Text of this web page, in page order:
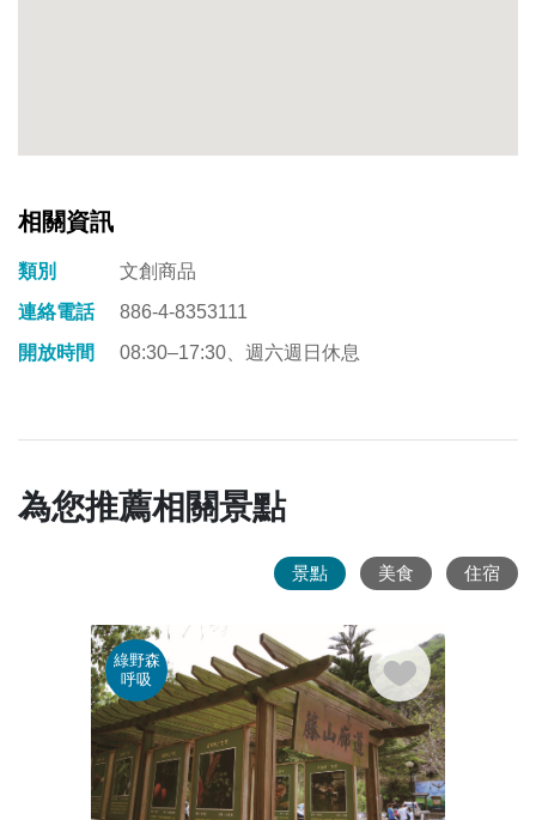
相關資訊
類別
文創商品
連絡電話
886-4-8353111
開放時間
08:30–17:30、週六週日休息
為您推薦相關景點
景點 美食 住宿
綠野森
呼吸